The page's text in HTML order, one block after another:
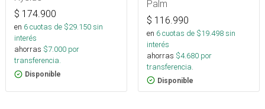
$ 174.900
en 6cuotas de $29.150sin
interés
ahorras $7.000 por
transferencia.
Disponible
Palm
$ 116.990
en 6cuotas de $19.498sin
interés
ahorras $4.680 por
transferencia.
Disponible